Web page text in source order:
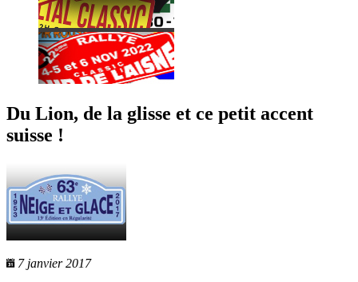
Du Lion, de la glisse et ce petit accent
suisse !
7 janvier 2017